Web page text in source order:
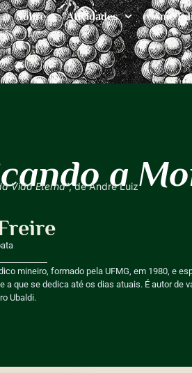
Sobre Atividades Ame
a
Vida Eterna”, de André Luiz
mineiro, formado pela UFMG, em 1980, e
a que se dedica até os dias atuais. É autor
Ubaldi.